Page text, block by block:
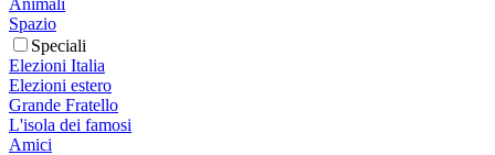
Spazio
Speciali
Elezioni Italia
Elezioni estero
Grande Fratello
L'isola dei famosi
Amici